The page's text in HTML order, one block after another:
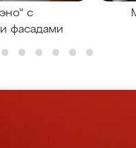
с
фасадами